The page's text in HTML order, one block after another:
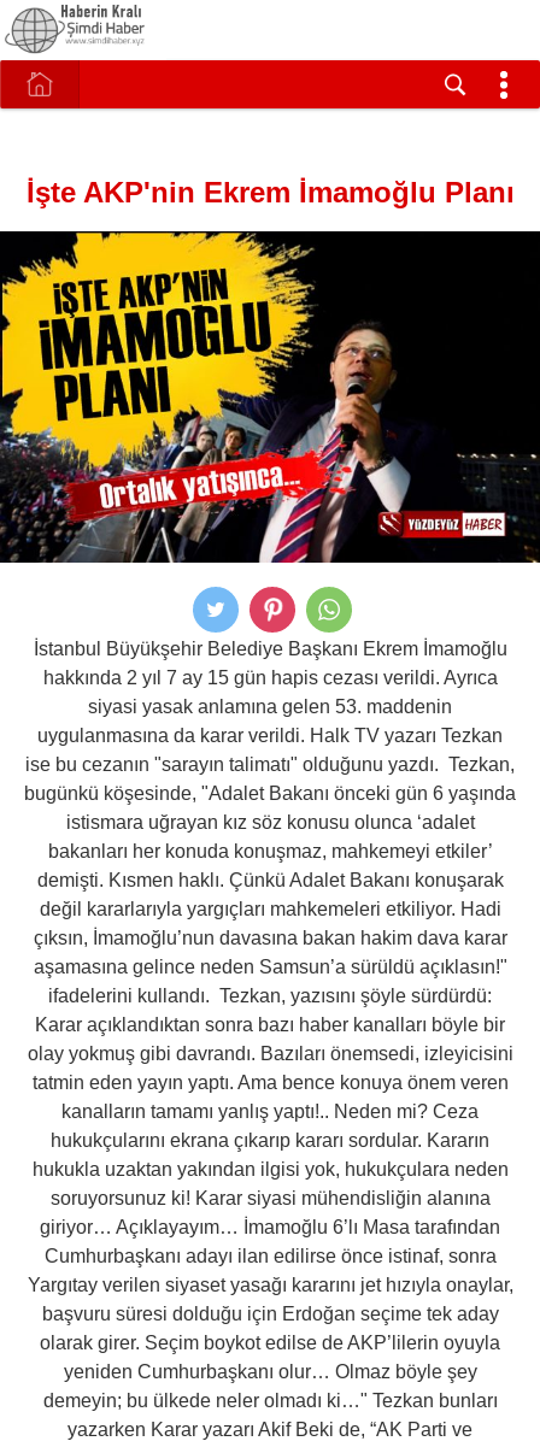
İşte AKP'nin Ekrem İmamoğlu Planı
İstanbul Büyükşehir Belediye Başkanı Ekrem İmamoğlu
hakkında 2 yıl 7 ay 15 gün hapis cezası verildi. Ayrıca
siyasi yasak anlamına gelen 53. maddenin
uygulanmasına da karar verildi. Halk TV yazarı Tezkan
ise bu cezanın "sarayın talimatı" olduğunu yazdı. Tezkan,
bugünkü köşesinde, "Adalet Bakanı önceki gün 6 yaşında
istismara uğrayan kız söz konusu olunca ‘adalet
bakanları her konuda konuşmaz, mahkemeyi etkiler’
demişti. Kısmen haklı. Çünkü Adalet Bakanı konuşarak
değil kararlarıyla yargıçları mahkemeleri etkiliyor. Hadi
çıksın, İmamoğlu’nun davasına bakan hakim dava karar
aşamasına gelince neden Samsun’a sürüldü açıklasın!"
ifadelerini kullandı. Tezkan, yazısını şöyle sürdürdü:
Karar açıklandıktan sonra bazı haber kanalları böyle bir
olay yokmuş gibi davrandı. Bazıları önemsedi, izleyicisini
tatmin eden yayın yaptı. Ama bence konuya önem veren
kanalların tamamı yanlış yaptı!.. Neden mi? Ceza
hukukçularını ekrana çıkarıp kararı sordular. Kararın
hukukla uzaktan yakından ilgisi yok, hukukçulara neden
soruyorsunuz ki! Karar siyasi mühendisliğin alanına
giriyor… Açıklayayım… İmamoğlu 6’lı Masa tarafından
Cumhurbaşkanı adayı ilan edilirse önce istinaf, sonra
Yargıtay verilen siyaset yasağı kararını jet hızıyla onaylar,
başvuru süresi dolduğu için Erdoğan seçime tek aday
olarak girer. Seçim boykot edilse de AKP’lilerin oyuyla
yeniden Cumhurbaşkanı olur… Olmaz böyle şey
demeyin; bu ülkede neler olmadı ki…" Tezkan bunları
yazarken Karar yazarı Akif Beki de, “AK Parti ve